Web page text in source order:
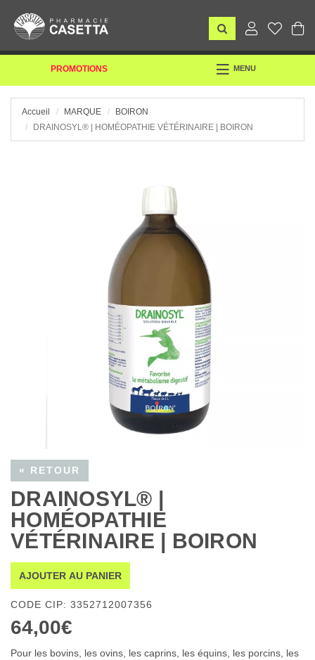
PROMOTIONS
TOGGLE
MENU
Accueil MARQUE
BOIRON
DRAINOSYL® | HOMÉOPATHIE VÉTÉRINAIRE | BOIRON
« RETOUR
DRAINOSYL® |
HOMÉOPATHIE
VÉTÉRINAIRE | BOIRON
AJOUTER AU PANIER
CODE CIP: 3352712007356
64,00€
Pour les bovins, les ovins, les caprins, les équins, les porcins, les